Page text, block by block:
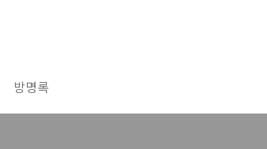
방명록